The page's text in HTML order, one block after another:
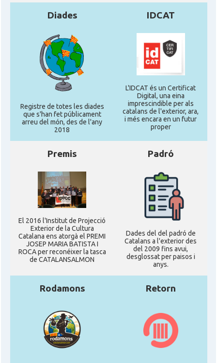
Diades
Registre de totes les diades
que s'han fet públicament
arreu del món, des de l'any
2018
IDCAT
L'IDCAT és un Certificat
Digital, una eina
imprescindible per als
catalans de l'exterior, ara,
i més encara en un futur
proper
Premis
El 2016 l'Institut de Projecció
Exterior de la Cultura
Catalana ens atorgà el PREMI
JOSEP MARIA BATISTA I
ROCA per reconéixer la tasca
de CATALANSALMON
Padró
Dades del del padró de
Catalans a l'exterior des
del 2009 fins avui,
desglossat per paisos i
anys.
Rodamons Retorn